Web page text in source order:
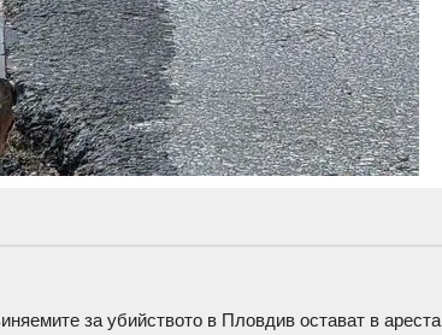
за убийството в Пловдив остават в ареста